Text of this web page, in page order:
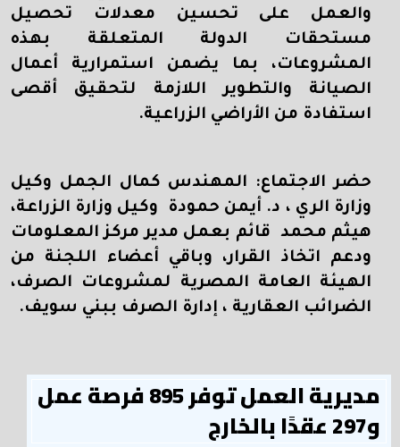
والعمل على تحسين معدلات تحصيل
مستحقات الدولة المتعلقة بهذه
المشروعات، بما يضمن استمرارية أعمال
الصيانة والتطوير اللازمة لتحقيق أقصى
استفادة من الأراضي الزراعية.
حضر الاجتماع: المهندس كمال الجمل وكيل
وزارة الري ، د. أيمن حمودة وكيل وزارة الزراعة،
هيثم محمد قائم بعمل مدير مركز المعلومات
ودعم اتخاذ القرار، وباقي أعضاء اللجنة من
الهيئة العامة المصرية لمشروعات الصرف،
الضرائب العقارية ، إدارة الصرف ببني سويف.
مديرية العمل توفر 895 فرصة عمل
و297 عقدًا بالخارج